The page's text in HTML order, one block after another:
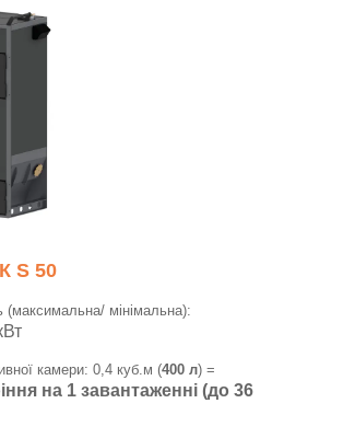
S 50
(максимальна/ мінімальна):
камери: 0,4 куб.м (400 л) =
на 1 завантаженні (до 36